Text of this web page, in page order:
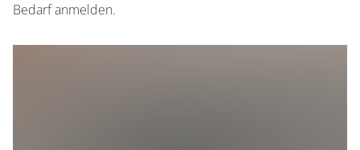
Bedarf anmelden.